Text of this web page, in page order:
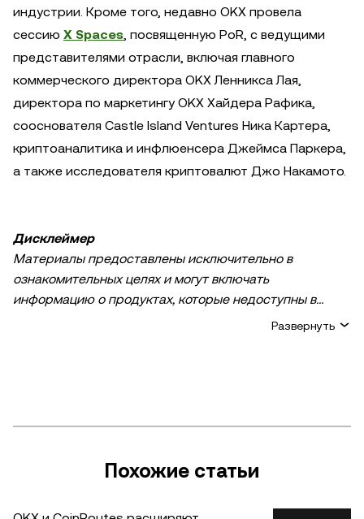
индустрии. Кроме того, недавно OKX провела
сессию X Spaces, посвященную PoR, с ведущими
представителями отрасли, включая главного
коммерческого директора OKX Ленникса Лая,
директора по маркетингу OKX Хайдера Рафика,
сооснователя Castle Island Ventures Ника Картера,
криптоаналитика и инфлюенсера Джеймса Паркера,
а также исследователя криптовалют Джо Накамото.
Дисклеймер
Материалы предоставлены исключительно в
ознакомительных целях и могут включать
информацию о продуктах, которые недоступны в
вашем регионе. Они не являются инвестиционным
высокими рисками и подвержены сильным ценовым
колебаниям. Тщательно оцените финансовое
Развернуть
Похожие статьи